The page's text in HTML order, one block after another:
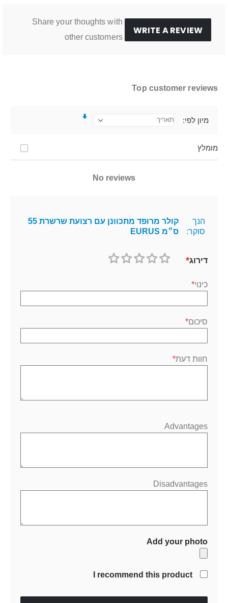
WRITE A REVIEW
Share your thoughts with
other customers
Top customer reviews
מומלץ
מיון לפי
No reviews
הנך
סוקר:
קולר מרופד מתכוונן עם רצועת שרשרת 55
ס״מ EURUS
דירוג
כינוי
סיכום
חוות דעת
Advantages
Disadvantages
Add your photo
I recommend this product